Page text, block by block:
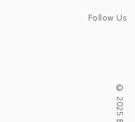
Follow Us